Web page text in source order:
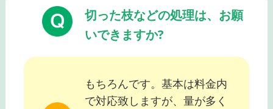
切った枝などの処理は、お願
いできますか?
もちろんです。基本は料金内
で対応致しますが、量が多く